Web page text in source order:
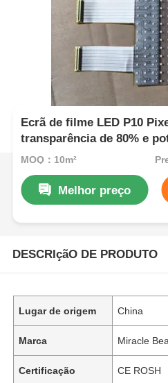
Ecrã de filme LED P10
transparência de 80% e
300W para publicidade de
MOQ：10m²
Melhor preço
DESCRIçãO DE PRODUTO
Lugar de origem China
Marca Miracle
Certificação CE ROSH